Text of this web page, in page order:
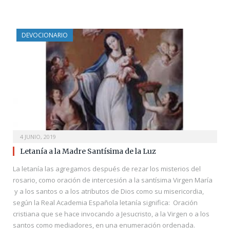
DEVOCIONARIO
4 JUNIO, 2019
Letanía a la Madre Santísima de la Luz
La letanía las agregamos después de rezar los misterios del
rosario, como oración de intercesión a la santísima Virgen María
y a los santos o a los atributos de Dios como su misericordia,
según la Real Academia Española letanía significa: Oración
cristiana que se hace invocando a Jesucristo, a la Virgen o a los
santos como mediadores, en una enumeración ordenada.